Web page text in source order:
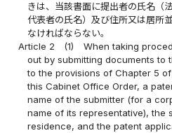
きは、当該書面に提出者の氏名（
代表者の氏名）及び住所又は居所
なければならない。
Article 2
(1)
When taking
out by submitting documents to
to the provisions of Chapter 5
this Cabinet Office Order, a
name of the submitter (for a
name of its representative), the
residence, and the patent